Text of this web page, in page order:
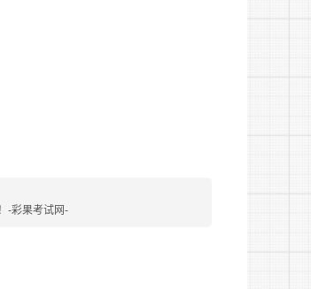
-彩果考试网-